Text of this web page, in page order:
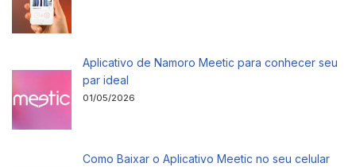
Aplicativo de Namoro Meetic para conhecer seu
par ideal
01/05/2026
Como Baixar o Aplicativo Meetic no seu celular